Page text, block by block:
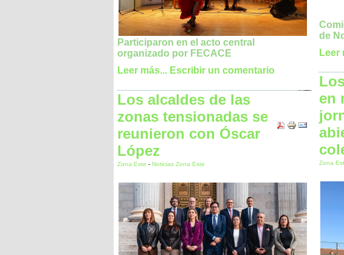
Participaron en el acto central
organizado por FECACE
Leer más... Escribir un comentario
Los alcaldes de las
zonas tensionadas se
reunieron con Óscar
López
Zona Este - Noticias Zona Este
de
Leer
en
Zona